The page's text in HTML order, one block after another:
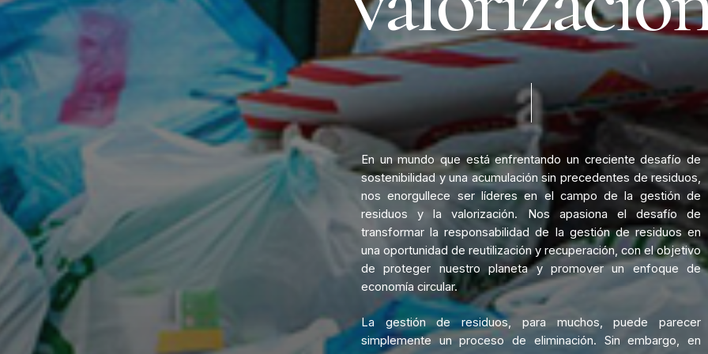
En un mundo que está enfrentando un creciente desafío de
sostenibilidad y una acumulación sin precedentes de residuos,
nos enorgullece ser líderes en el campo de la gestión de
residuos
y la valorización. Nos apasiona el desafío
de
transformar la responsabilidad de la gestión de residuos en
una oportunidad de reutilización y recuperación, con el objetivo
de
proteger nuestro planeta y promover un enfoque
de
economía circular.
La gestión de residuos, para muchos, puede
parecer
simplemente un proceso de eliminación. Sin embargo,
en